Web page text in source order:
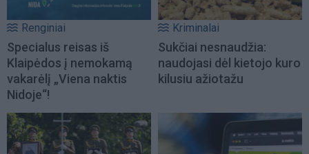
Renginiai
Specialus reisas iš
Klaipėdos į nemokamą
vakarėlį „Viena naktis
Nidoje“!
Kriminalai
Sukčiai nesnaudžia:
naudojasi dėl kietojo kuro
kilusiu ažiotažu